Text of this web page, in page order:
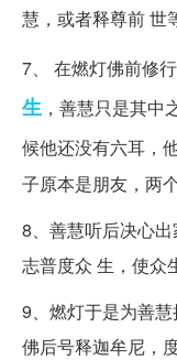
慧，或者释尊前 世
7、 在燃灯佛前修
生 ，善慧只是其
候他还没有六耳，
子原本是朋友，两
8、善慧听后决心
志普度众 生，使众
9、燃灯于是为善
佛后号释迦牟尼，